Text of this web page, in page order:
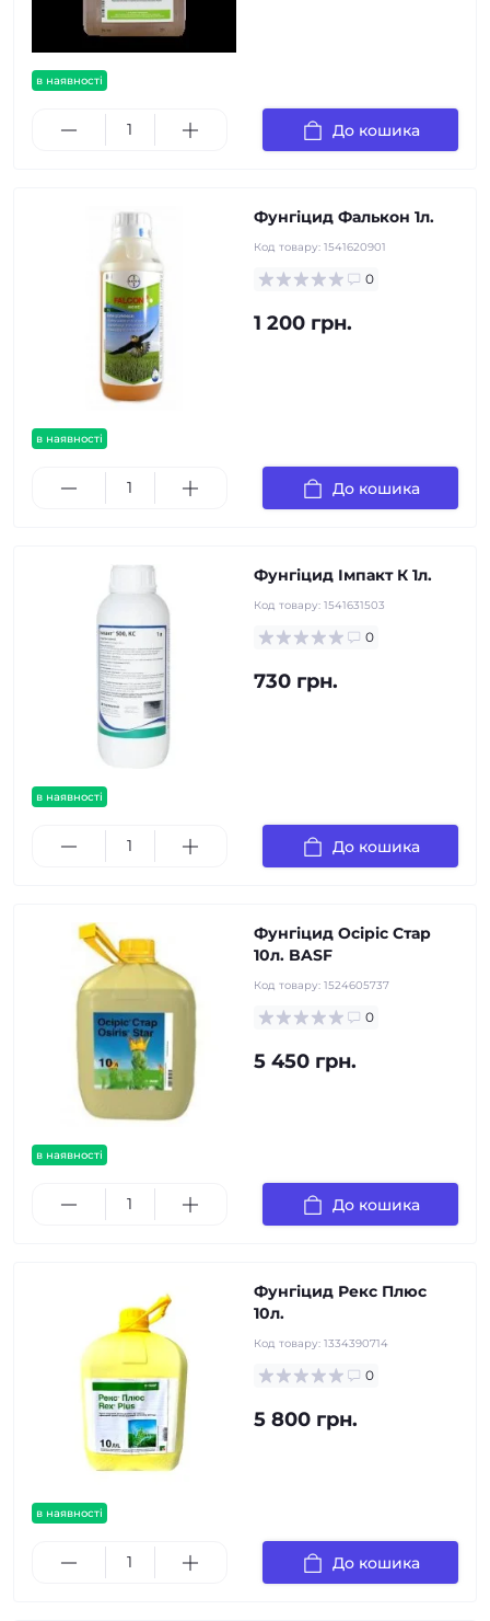
в наявності
До кошика
в наявності
Фунгіцид Фалькон 1л.
Код товару: 1541620901
0
1 200 грн.
До кошика
в наявності
Фунгіцид Імпакт К 1л.
Код товару: 1541631503
0
730 грн.
До кошика
в наявності
Фунгіцид Осіріс Стар
10л. BASF
Код товару: 1524605737
0
5 450 грн.
До кошика
в наявності
Фунгіцид Рекс Плюс
10л.
Код товару: 1334390714
0
5 800 грн.
До кошика